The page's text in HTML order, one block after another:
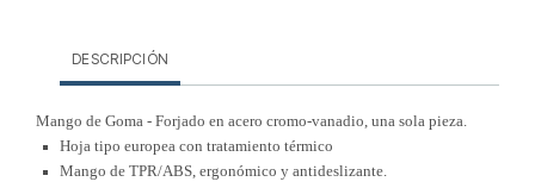
DESCRIPCIÓN
Mango de Goma - Forjado en acero cromo-vanadio, una sola pieza.
Hoja tipo europea con tratamiento térmico
Mango de TPR/ABS, ergonómico y antideslizante.